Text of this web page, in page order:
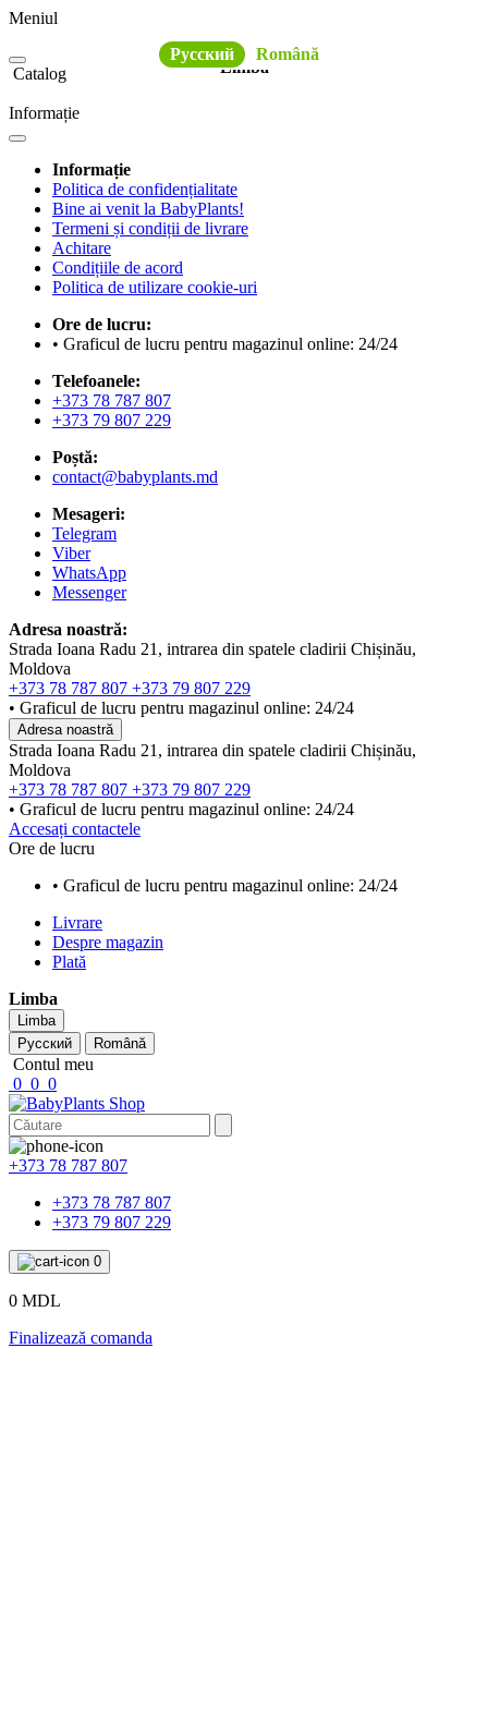
Meniul
Limba
Русский
Română
Catalog
Informație
Informație
Politica de confidențialitate
Bine ai venit la BabyPlants!
Termeni și condiții de livrare
Achitare
Condițiile de acord
Politica de utilizare cookie-uri
Ore de lucru:
• Graficul de lucru pentru magazinul online: 24/24
Telefoanele:
+373 78 787 807
+373 79 807 229
Poștă:
contact@babyplants.md
Mesageri:
Telegram
Viber
WhatsApp
Messenger
Adresa noastră:
Strada Ioana Radu 21, intrarea din spatele cladirii Chișinău,
Moldova
+373 78 787 807 +373 79 807 229
• Graficul de lucru pentru magazinul online: 24/24
Adresa noastră
Strada Ioana Radu 21, intrarea din spatele cladirii Chișinău,
Moldova
+373 78 787 807 +373 79 807 229
• Graficul de lucru pentru magazinul online: 24/24
Accesați contactele
Ore de lucru
• Graficul de lucru pentru magazinul online: 24/24
Livrare
Despre magazin
Plată
Limba
Limba
Русский
Română
Contul meu
0 0 0
+373 78 787 807
+373 78 787 807
+373 79 807 229
0
0 MDL
Finalizează comanda